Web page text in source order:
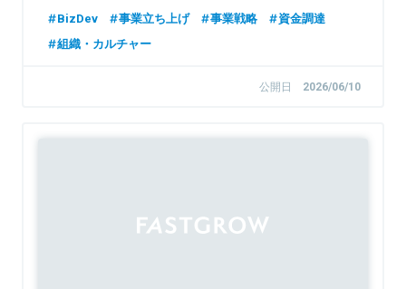
BizDev 事業立ち上げ 事業戦略
資金調達
組織・カルチャー
公開日 2026/06/10